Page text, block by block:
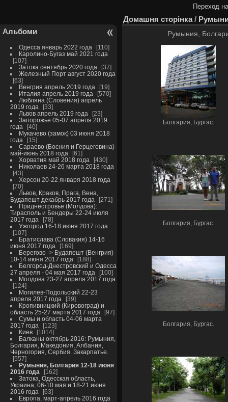
Переход
Альбоми
Одесса январь 2022 года
110
Каролино-Бугаз май 2021 года
107
Затока сентябрь 2020 года
37
Железный Порт август 2020 года
63
Венгрия апрель 2019 года
19
Италия апрель 2019 года
570
Любляна (Словения) апрель
2019 года
33
Львов апрель 2019 года
23
Запорожье 05-07 апреля 2019
года
40
Мукачево (замок) 03 июня 2018
года
15
Сараево (Босния и Герцеговина)
май-июнь 2018 года
61
Хорватия май 2018 года
430
Николаев 24-26 марта 2018 года
43
Херсон 20-22 января 2018 года
70
Львов, Краков, Прага, Вена,
Будапешт декабрь 2017 года
271
Приднестровье (Молдова):
Тирасполь и Бендеры 22-24 июля
2017 года
78
Ужгород 16-18 июня 2017 года
107
Братислава (Словакия) 14-16
июня 2017 года
169
Берегово -> Будапешт (Венгрия)
10-14 июня 2017 года
188
Белгород-Днестровский и Одесса
27 апреля - 04 мая 2017 года
100
Молдова 23-27 апреля 2017 года
124
Могилев-Подольский 22-23
апреля 2017 года
39
Кропивницкий (Кировоград) и
область 25-27 марта 2017 года
97
Сумы и область 04-06 марта
2017 года
123
Киев
1014
Балканы октябрь 2016: Румыния,
Болгария, Македония, Албания,
Черногория, Сербия. Закарпатье.
557
Румыния, Болгария 12-18 июня
2016 года
162
Затока, Одесская область,
Украина, 06-10 мая и 18-21 июня
2016 года
63
Европа, март-апрель 2016 года
Домашня сторінка/
Румыния,
Болгария, Бургас.
Болгария, Бургас.
Болгария, Бургас.